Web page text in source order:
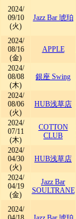
2024/
09/10
(火)
Jazz Bar 琥珀
2024/
08/16
(金)
APPLE
2024/
08/08
(木)
銀座 Swing
2024/
08/06
(火)
HUB浅草店
2024/
07/11
(木)
COTTON
CLUB
2024/
04/30
(火)
HUB浅草店
2024/
04/19
(金)
Jazz Bar
SOULTRANE
2024/